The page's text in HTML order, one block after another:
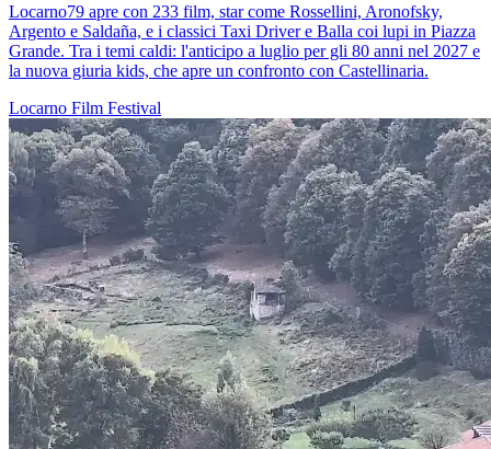
Locarno79 apre con 233 film, star come Rossellini, Aronofsky,
Argento e Saldaña, e i classici Taxi Driver e Balla coi lupi in Piazza
Grande. Tra i temi caldi: l'anticipo a luglio per gli 80 anni nel 2027 e
la nuova giuria kids, che apre un confronto con Castellinaria.
Locarno Film Festival